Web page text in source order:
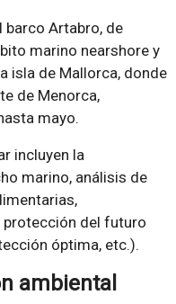
barco Artabro, de
marino nearshore y
isla de Mallorca, donde
de Menorca,
mayo.
incluyen la
marino, análisis de
protección del futuro
óptima, etc.).
ambiental